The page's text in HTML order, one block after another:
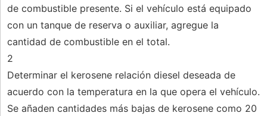
de combustible presente. Si el vehículo está equipado
con un tanque de reserva o auxiliar, agregue la
cantidad de combustible en el total.
2
Determinar el kerosene relación diesel deseada de
acuerdo con la temperatura en la que opera el vehículo.
Se añaden cantidades más bajas de kerosene como 20